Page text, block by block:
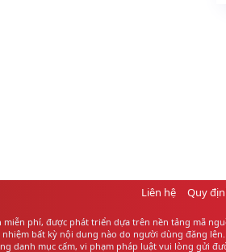
Liên hệ Quy
phí, được phát triển dựa trên nền tảng mã
bất kỳ nội dung nào do người dùng đăng
danh mục cấm, vi phạm pháp luật vui lòng gửi